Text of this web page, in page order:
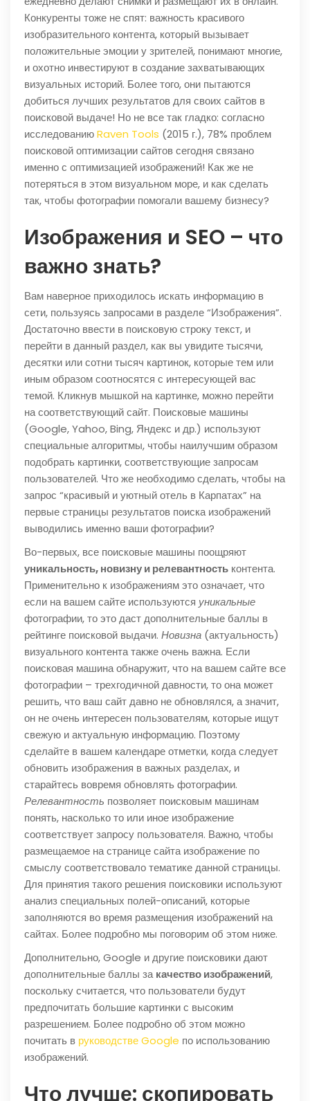
Конкуренты тоже не спят: важность красивого
изобразительного контента, который вызывает
положительные эмоции у зрителей, понимают многие,
и охотно инвестируют в создание захватывающих
визуальных историй. Более того, они пытаются
добиться лучших результатов для своих сайтов в
поисковой выдаче! Но не все так гладко: согласно
исследованиюRaven Tools (2015 г.), 78% проблем
поисковой оптимизации сайтов сегодня связано
именно с оптимизацией изображений! Как же не
потеряться в этом визуальном море, и как сделать
так, чтобы фотографии помогали вашему бизнесу?
Изображения и SEO – что
важно знать?
Вам наверное приходилось искать информацию в
сети, пользуясь запросами в разделе “Изображения”.
Достаточно ввести в поисковую строку текст, и
перейти в данный раздел, как вы увидите тысячи,
десятки или сотни тысяч картинок, которые тем или
иным образом соотносятся с интересующей вас
темой. Кликнув мышкой на картинке, можно перейти
на соответствующий сайт. Поисковые машины
(Google, Yahoo, Bing, Яндекс и др.) используют
специальные алгоритмы, чтобы наилучшим образом
подобрать картинки, соответствующие запросам
пользователей. Что же необходимо сделать, чтобы на
запрос “красивый и уютный отель в Карпатах” на
первые страницы результатов поиска изображений
выводились именно ваши фотографии?
Во-первых, все поисковые машины поощряют
уникальность, новизну и релевантность контента.
Применительно к изображениям это означает, что
если на вашем сайте используются уникальные
фотографии, то это даст дополнительные баллы в
рейтинге поисковой выдачи. Новизна (актуальность)
визуального контента также очень важна. Если
поисковая машина обнаружит, что на вашем сайте все
фотографии – трехгодичной давности, то она может
решить, что ваш сайт давно не обновлялся, а значит,
он не очень интересен пользователям, которые ищут
свежую и актуальную информацию. Поэтому
сделайте в вашем календаре отметки, когда следует
обновить изображения в важных разделах, и
старайтесь вовремя обновлять фотографии.
Релевантность позволяет поисковым машинам
понять, насколько то или иное изображение
соответствует запросу пользователя. Важно, чтобы
размещаемое на странице сайта изображение по
смыслу соответствовало тематике данной страницы.
Для принятия такого решения поисковики используют
анализ специальных полей-описаний, которые
заполняются во время размещения изображений на
сайтах. Более подробно мы поговорим об этом ниже.
Дополнительно, Google и другие поисковики дают
дополнительные баллы закачество изображений,
поскольку считается, что пользователи будут
предпочитать большие картинки с высоким
разрешением. Более подробно об этом можно
почитать в руководстве Google по использованию
изображений.
Что лучше: скопировать